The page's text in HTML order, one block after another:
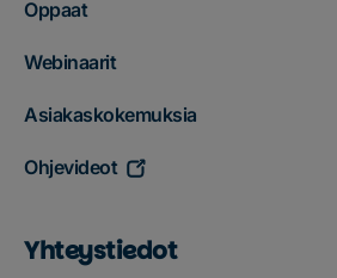
Oppaat
Webinaarit
Asiakaskokemuksia
Ohjevideot
Yhteystiedot